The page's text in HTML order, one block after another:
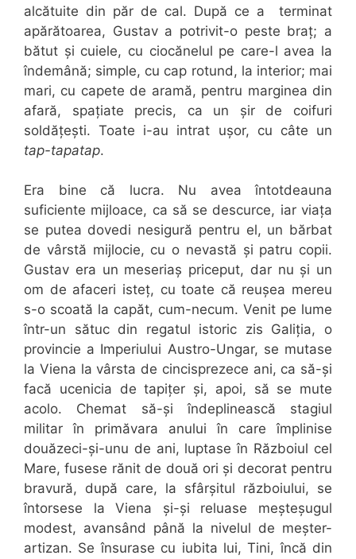
alcătuite din păr de cal. După ce a terminat
apărătoarea, Gustav a potrivit-o peste braț; a
bătut și cuiele, cu ciocănelul pe care-l avea la
îndemână; simple, cu cap rotund, la interior; mai
mari, cu capete de aramă, pentru marginea din
afară, spațiate precis, ca un șir de coifuri
soldățești. Toate i-au intrat ușor, cu câte un
tap-tapatap.
Era bine că lucra. Nu avea întotdeauna
suficiente mijloace, ca să se descurce, iar viața
se putea dovedi nesigură pentru el, un bărbat
de vârstă mijlocie, cu o nevastă și patru copii.
Gustav era un meseriaș priceput, dar nu și un
om de afaceri isteț, cu toate că reușea mereu
s-o scoată la capăt, cum-necum. Venit pe lume
într-un sătuc din regatul istoric zis Galiția, o
provincie a Imperiului Austro-Ungar, se mutase
la Viena la vârsta de cincisprezece ani, ca să-și
facă ucenicia de tapițer și, apoi, să se mute
acolo. Chemat să-și îndeplinească stagiul
militar în primăvara anului în care împlinise
douăzeci-și-unu de ani, luptase în Războiul cel
Mare, fusese rănit de două ori și decorat pentru
bravură, după care, la sfârșitul războiului, se
întorsese la Viena și-și reluase meșteșugul
modest, avansând până la nivelul de meșter-
artizan. Se însurase cu iubita lui, Tini, încă din